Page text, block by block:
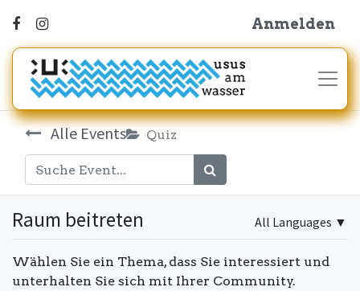
Anmelden
Alle Events Quiz
Raum beitreten All Languages ▼
Wählen Sie ein Thema, dass Sie interessiert und
unterhalten Sie sich mit Ihrer Community.